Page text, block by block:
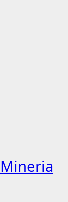
Mineria